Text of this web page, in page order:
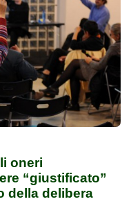
oneri
“giustificato”
della delibera